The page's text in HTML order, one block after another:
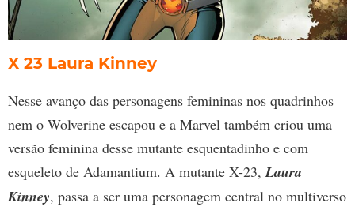
X 23 Laura Kinney
Nesse avanço das personagens femininas nos quadrinhos
nem o Wolverine escapou e a Marvel também criou uma
versão feminina desse mutante esquentadinho e com
esqueleto de Adamantium. A mutante X-23,Laura
Kinney, passa a ser uma personagem central no multiverso